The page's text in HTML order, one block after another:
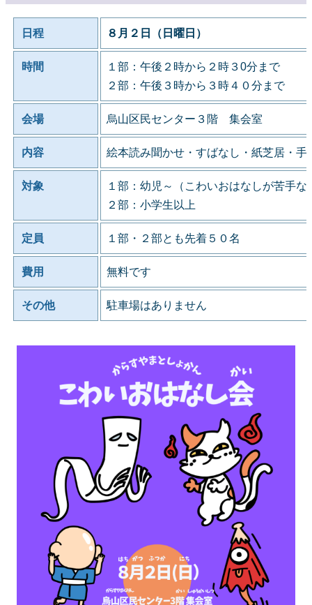
日程 ８月２日（日曜日）
時間
１部：午後２時から２時３0分まで
２部：午後３時から３時４０分まで
会場 烏山区民センター３階 集会室
内容 絵本読み聞かせ・すばなし・紙芝居・手
対象
１部：幼児～（こわいおはなしが苦手な
２部：小学生以上
定員 １部・２部とも先着５０名
費用 無料です
その他 駐車場はありません